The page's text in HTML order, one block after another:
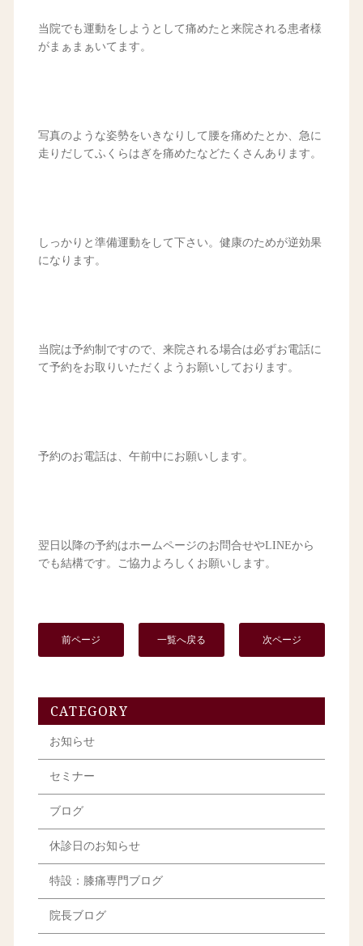
当院でも運動をしようとして痛めたと来院される患者様
がまぁまぁいてます。
写真のような姿勢をいきなりして腰を痛めたとか、急に
走りだしてふくらはぎを痛めたなどたくさんあります。
しっかりと準備運動をして下さい。健康のためが逆効果
になります。
当院は予約制ですので、来院される場合は必ずお電話に
て予約をお取りいただくようお願いしております。
予約のお電話は、午前中にお願いします。
翌日以降の予約はホームページのお問合せやLINEから
でも結構です。ご協力よろしくお願いします。
前ページ 一覧へ戻る 次ページ
CATEGORY
お知らせ
セミナー
ブログ
休診日のお知らせ
特設：膝痛専門ブログ
院長ブログ